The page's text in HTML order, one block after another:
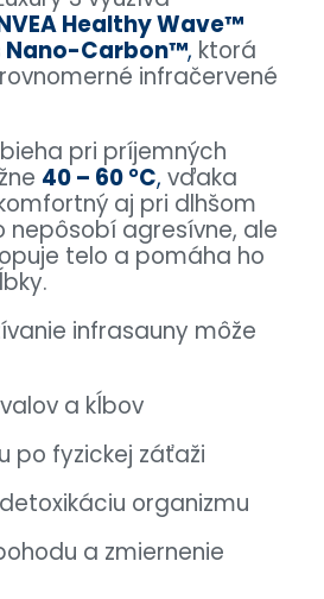
Healthy Wave™
Nano-Carbon™, ktorá
infračervené
pri príjemných
40 – 60 °C, vďaka
aj pri dlhšom
nepôsobí agresívne, ale
telo a pomáha ho
infrasauny môže
a kĺbov
po fyzickej záťaži
organizmu
a zmiernenie